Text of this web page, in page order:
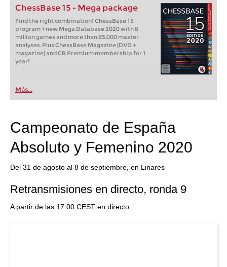
ChessBase 15 - Mega package
Find the right combination! ChessBase 15
program + new Mega Database 2020 with 8
million games and more than 85,000 master
analyses. Plus ChessBase Magazine (DVD +
magazine) and CB Premium membership for 1
year!
Más...
Campeonato de España
Absoluto y Femenino 2020
Del 31 de agosto al 8 de septiembre, en Linares
Retransmisiones en directo, ronda 9
A partir de las 17:00 CEST en directo.